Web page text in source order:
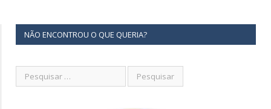
NÃO ENCONTROU O QUE QUERIA?